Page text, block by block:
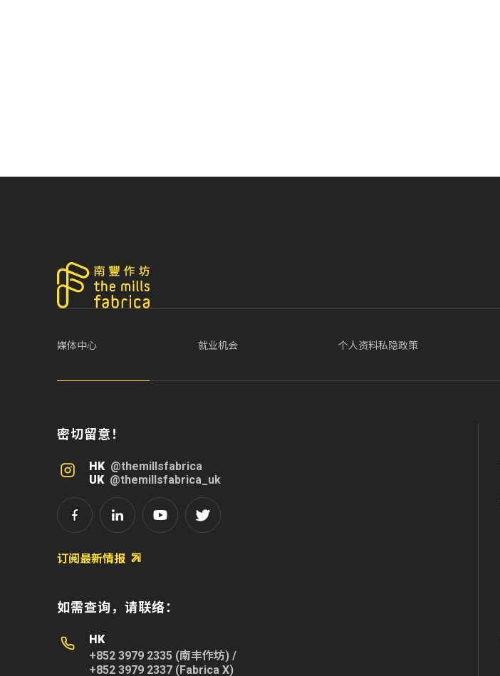
媒体中心 就业机会 个人资料私隐政策
密切留意！
HK @themillsfabrica
UK @themillsfabrica_uk
订阅最新情报
如需查询，请联络：
HK
+852 3979 2335 (南丰作坊) /
+852 3979 2337 (Fabrica X)